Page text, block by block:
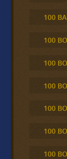
100
100
100
100
100
100
100